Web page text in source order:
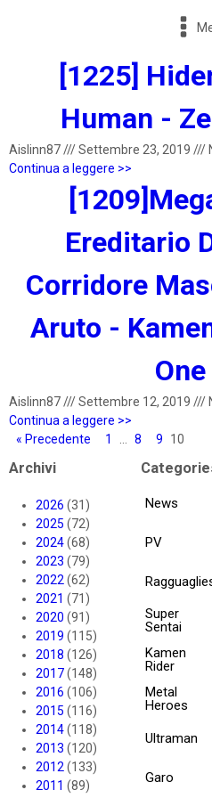
[1225]
Human -
Aislinn87///Settembre 23, 2019 ///
Continua a leggere >>
Ereditario
Corridore
Aruto -
One
Aislinn87///Settembre 12, 2019 ///
Continua a leggere >>
« Precedente
1 8 9 10
Archivi
2026 (31)
2025 (72)
2024(68)
2023 (79)
2022 (62)
2021 (71)
2020 (91)
2019 (115)
2018 (126)
2017(148)
2016 (106)
2015 (116)
2014(118)
2013 (120)
2012 (133)
2011 (89)
News
PV
Super
Sentai
Kamen
Rider
Metal
Heroes
Ultraman
Garo